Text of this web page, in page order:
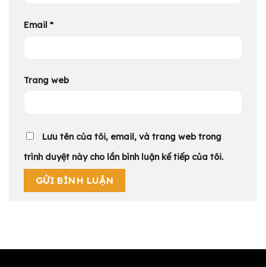
Email *
Trang web
Lưu tên của tôi, email, và trang web trong
trình duyệt này cho lần bình luận kế tiếp của tôi.